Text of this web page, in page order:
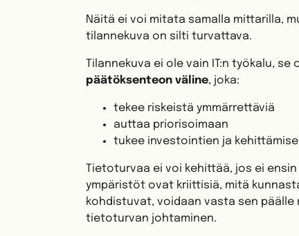
Näitä ei voi mitata samalla mittarilla,
tilannekuva on silti turvattava.
Tilannekuva ei ole vain IT:n työkalu, se
päätöksenteon väline, joka:
tekee riskeistä ymmärrettäviä
auttaa priorisoimaan
tukee investointien ja
Tietoturvaa ei voi kehittää, jos ei
ympäristöt ovat kriittisiä, mitä
kohdistuvat, voidaan vasta sen
tietoturvan johtaminen.